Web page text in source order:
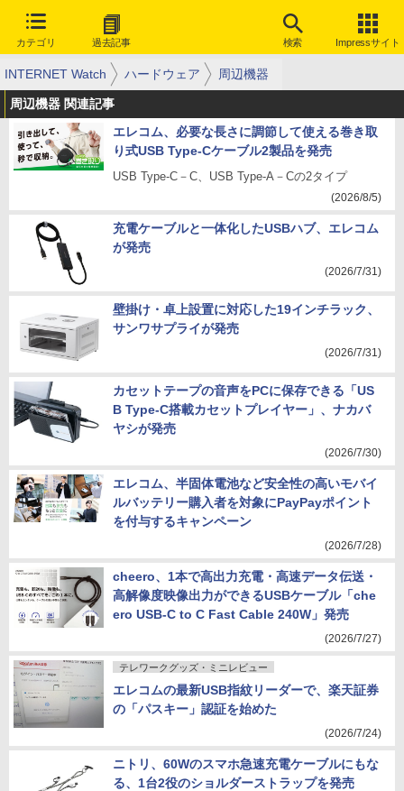
カテゴリ 過去記事 検索 Impressサイト
INTERNET Watch ハードウェア 周辺機器
周辺機器 関連記事
エレコム、必要な長さに調節して使える巻き取
り式USB Type-Cケーブル2製品を発売
USB Type-C－C、USB Type-A－Cの2タイプ
(2026/8/5)
充電ケーブルと一体化したUSBハブ、エレコム
が発売
(2026/7/31)
壁掛け・卓上設置に対応した19インチラック、
サンワサプライが発売
(2026/7/31)
カセットテープの音声をPCに保存できる「US
B Type-C搭載カセットプレイヤー」、ナカバ
ヤシが発売
(2026/7/30)
エレコム、半固体電池など安全性の高いモバイ
ルバッテリー購入者を対象にPayPayポイント
を付与するキャンペーン
(2026/7/28)
cheero、1本で高出力充電・高速データ伝送・
高解像度映像出力ができるUSBケーブル「che
ero USB-C to C Fast Cable 240W」発売
(2026/7/27)
テレワークグッズ・ミニレビュー
エレコムの最新USB指紋リーダーで、楽天証券
の「パスキー」認証を始めた
(2026/7/24)
ニトリ、60Wのスマホ急速充電ケーブルにもな
る、1台2役のショルダーストラップを発売